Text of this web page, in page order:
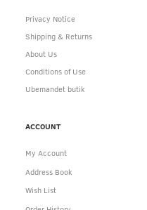
Privacy Notice
Shipping & Returns
About Us
Conditions of Use
Ubemandet butik
ACCOUNT
My Account
Address Book
Wish List